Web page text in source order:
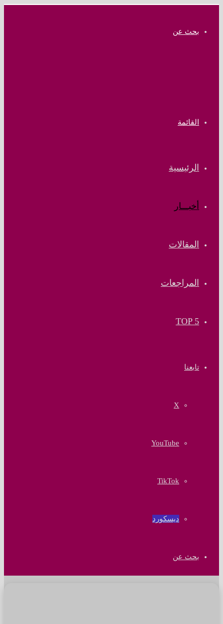
بحث عن
القائمة
الرئيسية
أخبـــار
المقالات
المراجعات
TOP 5
تابعنا
‫X
‫YouTube
‫TikTok
ديسكورد
بحث عن